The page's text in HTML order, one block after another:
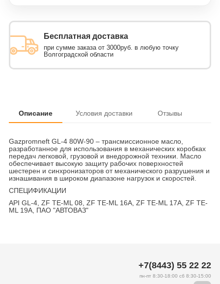
Бесплатная доставка
при сумме заказа от 3000руб. в любую точку
Волгоградской области
Описание Условия доставки Отзывы
Gazpromneft GL-4 80W-90 – трансмиссионное масло,
разработанное для использования в механических коробках
передач легковой, грузовой и внедорожной техники. Масло
обеспечивает высокую защиту рабочих поверхностей
шестерен и синхронизаторов от механического разрушения и
изнашивания в широком диапазоне нагрузок и скоростей.
СПЕЦИФИКАЦИИ
API GL-4, ZF TE-ML 08, ZF TE-ML 16A, ZF TE-ML 17A, ZF TE-
ML 19A, ПАО "АВТОВАЗ"
+7(8443) 55 22 22
пн-пт 8:30-18:00 сб 8:30-15:00